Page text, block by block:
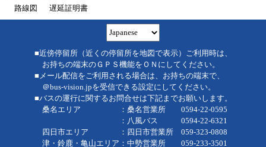
路線図 遅延証明書
■近傍停留所（近くの停留所を地図で表示）ご利用時は、
お持ちの端末のＧＰＳ機能をＯＮにしてください。
■メール配信をご利用される場合は、お持ちの端末で、
＠bus-vision.jpを受信できる設定にしてください。
■バスの運行に関するお問合せは下記までお願いします。
桑名エリア ：桑名営業所 0594-22-0595
：八風バス 0594-22-6321
四日市エリア ：四日市営業所 059-323-0808
津・鈴鹿・亀山エリア：中勢営業所 059-233-3501